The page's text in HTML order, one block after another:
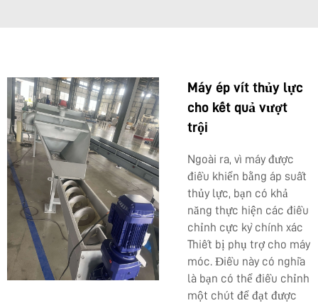
Máy ép vít thủy lực
cho kết quả vượt
trội
Ngoài ra, vì máy được
điều khiển bằng áp suất
thủy lực, bạn có khả
năng thực hiện các điều
chỉnh cực kỳ chính xác
Thiết bị phụ trợ cho máy
móc. Điều này có nghĩa
là bạn có thể điều chỉnh
một chút để đạt được